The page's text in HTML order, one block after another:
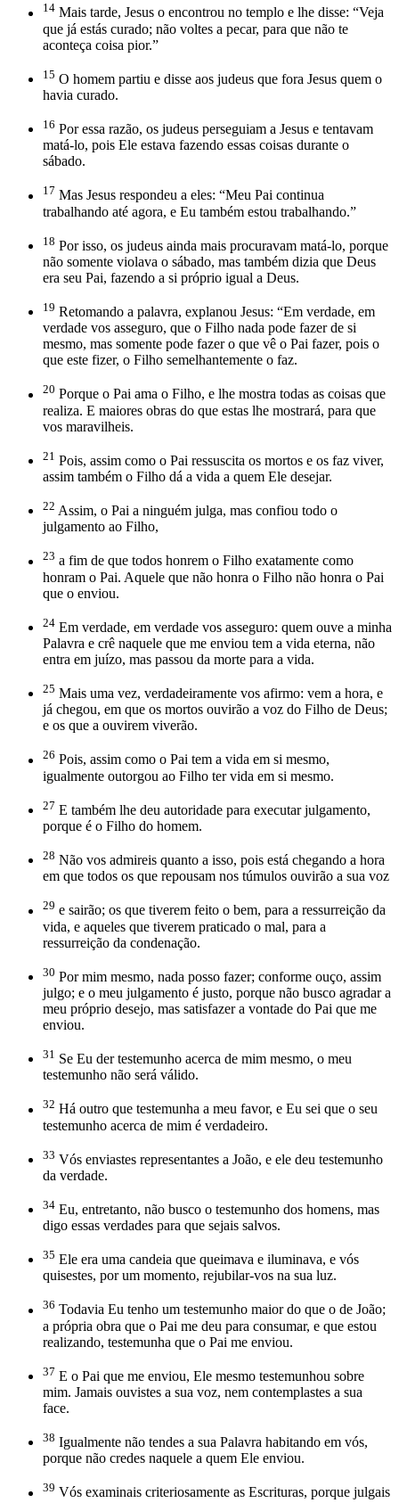
14 Mais tarde, Jesus o encontrou no templo e lhe disse: “Veja
que já estás curado; não voltes a pecar, para que não te
aconteça coisa pior.”
15 O homem partiu e disse aos judeus que fora Jesus quem o
havia curado.
16 Por essa razão, os judeus perseguiam a Jesus e tentavam
matá-lo, pois Ele estava fazendo essas coisas durante o
sábado.
17 Mas Jesus respondeu a eles: “Meu Pai continua
trabalhando até agora, e Eu também estou trabalhando.”
18 Por isso, os judeus ainda mais procuravam matá-lo, porque
não somente violava o sábado, mas também dizia que Deus
era seu Pai, fazendo a si próprio igual a Deus.
19 Retomando a palavra, explanou Jesus: “Em verdade, em
verdade vos asseguro, que o Filho nada pode fazer de si
mesmo, mas somente pode fazer o que vê o Pai fazer, pois o
que este fizer, o Filho semelhantemente o faz.
20 Porque o Pai ama o Filho, e lhe mostra todas as coisas que
realiza. E maiores obras do que estas lhe mostrará, para que
vos maravilheis.
21 Pois, assim como o Pai ressuscita os mortos e os faz viver,
assim também o Filho dá a vida a quem Ele desejar.
22 Assim, o Pai a ninguém julga, mas confiou todo o
julgamento ao Filho,
23 a fim de que todos honrem o Filho exatamente como
honram o Pai. Aquele que não honra o Filho não honra o Pai
que o enviou.
24 Em verdade, em verdade vos asseguro: quem ouve a minha
Palavra e crê naquele que me enviou tem a vida eterna, não
entra em juízo, mas passou da morte para a vida.
25 Mais uma vez, verdadeiramente vos afirmo: vem a hora, e
já chegou, em que os mortos ouvirão a voz do Filho de Deus;
e os que a ouvirem viverão.
26 Pois, assim como o Pai tem a vida em si mesmo,
igualmente outorgou ao Filho ter vida em si mesmo.
27 E também lhe deu autoridade para executar julgamento,
porque é o Filho do homem.
28 Não vos admireis quanto a isso, pois está chegando a hora
em que todos os que repousam nos túmulos ouvirão a sua voz
29 e sairão; os que tiverem feito o bem, para a ressurreição da
vida, e aqueles que tiverem praticado o mal, para a
ressurreição da condenação.
30 Por mim mesmo, nada posso fazer; conforme ouço, assim
julgo; e o meu julgamento é justo, porque não busco agradar a
meu próprio desejo, mas satisfazer a vontade do Pai que me
enviou.
31 Se Eu der testemunho acerca de mim mesmo, o meu
testemunho não será válido.
32 Há outro que testemunha a meu favor, e Eu sei que o seu
testemunho acerca de mim é verdadeiro.
33 Vós enviastes representantes a João, e ele deu testemunho
da verdade.
34 Eu, entretanto, não busco o testemunho dos homens, mas
digo essas verdades para que sejais salvos.
35 Ele era uma candeia que queimava e iluminava, e vós
quisestes, por um momento, rejubilar-vos na sua luz.
36 Todavia Eu tenho um testemunho maior do que o de João;
a própria obra que o Pai me deu para consumar, e que estou
realizando, testemunha que o Pai me enviou.
37 E o Pai que me enviou, Ele mesmo testemunhou sobre
mim. Jamais ouvistes a sua voz, nem contemplastes a sua
face.
38 Igualmente não tendes a sua Palavra habitando em vós,
porque não credes naquele a quem Ele enviou.
39 Vós examinais criteriosamente as Escrituras, porque julgais